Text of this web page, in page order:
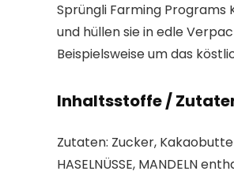
Sprüngli Farming Programs
und hüllen sie in edle
Beispielsweise um das
Inhaltsstoffe /
Zutaten: Zucker,
HASELNÜSSE, MANDELN